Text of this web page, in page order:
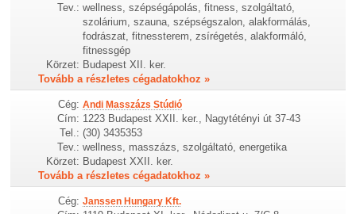
Tev.: wellness, szépségápolás, fitness, szolgáltató,
szolárium, szauna, szépségszalon, alakformálás,
fodrászat, fitnessterem, zsírégetés, alakformáló,
fitnessgép
Körzet: Budapest XII. ker.
Tovább a részletes cégadatokhoz »
Cég: Andi Masszázs Stúdió
Cím: 1223 Budapest XXII. ker., Nagytétényi út 37-43
Tel.: (30) 3435353
Tev.: wellness, masszázs, szolgáltató, energetika
Körzet: Budapest XXII. ker.
Tovább a részletes cégadatokhoz »
Cég: Janssen Hungary Kft.